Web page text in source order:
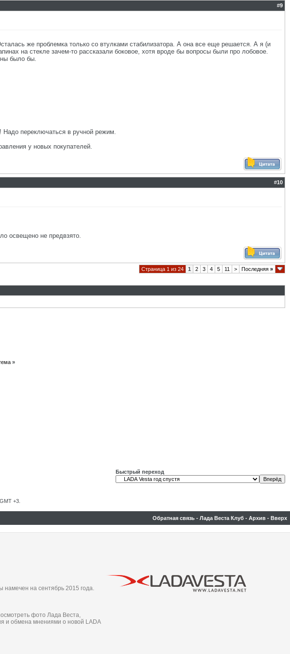
#9
же проблемка только со втулками стабилизатора. А она все еще решается. А я (и
на стекле зачем-то рассказали боковое, хотя вроде бы вопросы были про лобовое.
было бы.
Надо переключаться в ручной режим.
у новых покупателей.
#10
освещено не предвзято.
Страница 1 из 24 1 2 3 4 5 11 > Последняя »
»
Быстрый переход
+3.
Обратная связь - Лада Веста Клуб - Архив - Вверх
на сентябрь 2015 года.
фото Лада Веста,
и обмена мнениями о новой LADA